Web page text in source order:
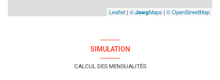
Leaflet | © JawgMaps | © OpenStreetMap
SIMULATION
CALCUL DES MENSUALITÉS